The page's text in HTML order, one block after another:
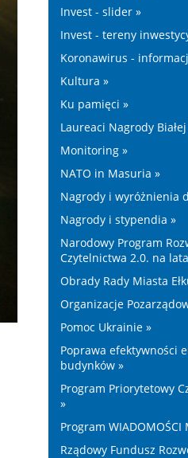
Invest - slider »
Invest - tereny
Koronawirus -
Kultura »
Ku pamięci »
Laureaci Nagrody
Monitoring »
NATO in Masuria »
Nagrody i wyróżnienia
Nagrody i stypendia »
Narodowy Program
Czytelnictwa 2.0. na
Obrady Rady Miasta
Organizacje
Pomoc Ukrainie »
Poprawa efektywności
budynków »
Program Priorytetowy
»
Program WIADOMOŚCI
Rządowy Fundusz